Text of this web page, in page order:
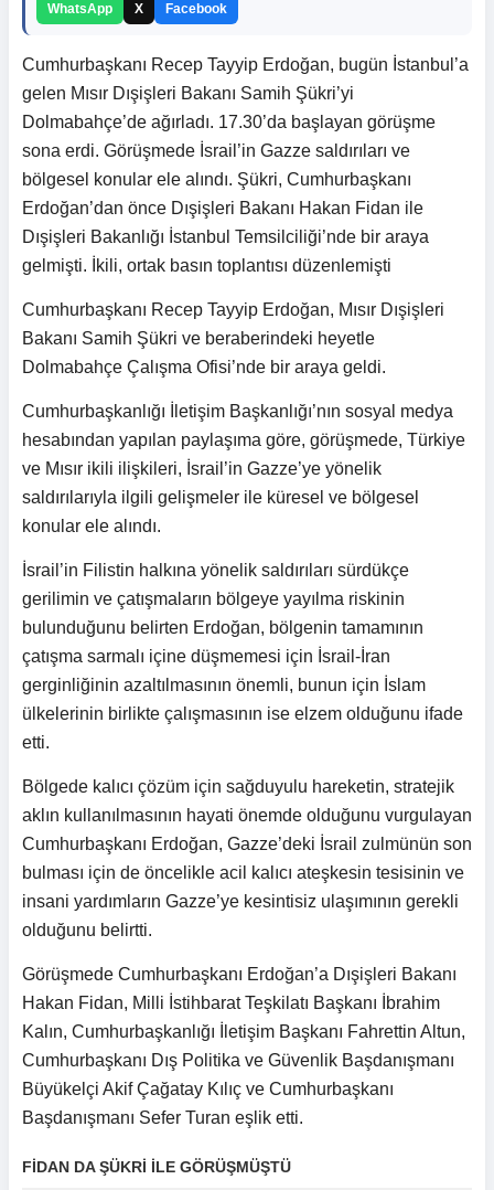
WhatsApp X Facebook
Cumhurbaşkanı Recep Tayyip Erdoğan, bugün İstanbul’a
gelen Mısır Dışişleri Bakanı Samih Şükri’yi
Dolmabahçe’de ağırladı. 17.30’da başlayan görüşme
sona erdi. Görüşmede İsrail’in Gazze saldırıları ve
bölgesel konular ele alındı. Şükri, Cumhurbaşkanı
Erdoğan’dan önce Dışişleri Bakanı Hakan Fidan ile
Dışişleri Bakanlığı İstanbul Temsilciliği’nde bir araya
gelmişti. İkili, ortak basın toplantısı düzenlemişti
Cumhurbaşkanı Recep Tayyip Erdoğan, Mısır Dışişleri
Bakanı Samih Şükri ve beraberindeki heyetle
Dolmabahçe Çalışma Ofisi’nde bir araya geldi.
Cumhurbaşkanlığı İletişim Başkanlığı’nın sosyal medya
hesabından yapılan paylaşıma göre, görüşmede, Türkiye
ve Mısır ikili ilişkileri, İsrail’in Gazze’ye yönelik
saldırılarıyla ilgili gelişmeler ile küresel ve bölgesel
konular ele alındı.
İsrail’in Filistin halkına yönelik saldırıları sürdükçe
gerilimin ve çatışmaların bölgeye yayılma riskinin
bulunduğunu belirten Erdoğan, bölgenin tamamının
çatışma sarmalı içine düşmemesi için İsrail-İran
gerginliğinin azaltılmasının önemli, bunun için İslam
ülkelerinin birlikte çalışmasının ise elzem olduğunu ifade
etti.
Bölgede kalıcı çözüm için sağduyulu hareketin, stratejik
aklın kullanılmasının hayati önemde olduğunu vurgulayan
Cumhurbaşkanı Erdoğan, Gazze’deki İsrail zulmünün son
bulması için de öncelikle acil kalıcı ateşkesin tesisinin ve
insani yardımların Gazze’ye kesintisiz ulaşımının gerekli
olduğunu belirtti.
Görüşmede Cumhurbaşkanı Erdoğan’a Dışişleri Bakanı
Hakan Fidan, Milli İstihbarat Teşkilatı Başkanı İbrahim
Kalın, Cumhurbaşkanlığı İletişim Başkanı Fahrettin Altun,
Cumhurbaşkanı Dış Politika ve Güvenlik Başdanışmanı
Büyükelçi Akif Çağatay Kılıç ve Cumhurbaşkanı
Başdanışmanı Sefer Turan eşlik etti.
FİDAN DA ŞÜKRİ İLE GÖRÜŞMÜŞTÜ